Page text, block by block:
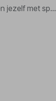
jezelf met spa-